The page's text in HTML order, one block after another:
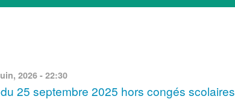
2026 - 22:30
25 septembre 2025 hors congés scolaires